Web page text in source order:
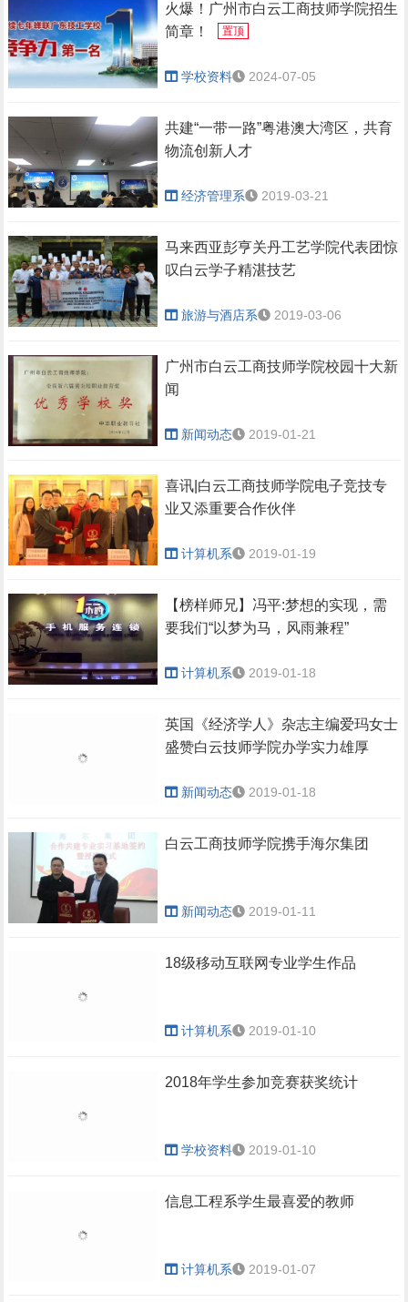
火爆！广州市白云工商技师学院招生
简章！
置顶
学校资料 2024-07-05
共建“一带一路”粤港澳大湾区，共育
物流创新人才
经济管理系 2019-03-21
马来西亚彭亨关丹工艺学院代表团惊
叹白云学子精湛技艺
旅游与酒店系 2019-03-06
广州市白云工商技师学院校园十大新
闻
新闻动态 2019-01-21
喜讯|白云工商技师学院电子竞技专
业又添重要合作伙伴
计算机系 2019-01-19
【榜样师兄】冯平:梦想的实现，需
要我们“以梦为马，风雨兼程”
计算机系 2019-01-18
英国《经济学人》杂志主编爱玛女士
盛赞白云技师学院办学实力雄厚
新闻动态 2019-01-18
白云工商技师学院携手海尔集团
新闻动态 2019-01-11
18级移动互联网专业学生作品
计算机系 2019-01-10
2018年学生参加竞赛获奖统计
学校资料 2019-01-10
信息工程系学生最喜爱的教师
计算机系 2019-01-07